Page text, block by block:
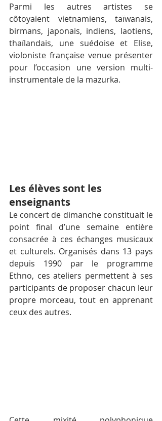
Parmi les autres artistes se
côtoyaient vietnamiens, taïwanais,
birmans, japonais, indiens, laotiens,
thaïlandais, une suédoise et Elise,
violoniste française venue présenter
pour l’occasion une version multi-
instrumentale de la mazurka.
Les élèves sont les
enseignants
Le concert de dimanche constituait le
point final d’une semaine entière
consacrée à ces échanges musicaux
et culturels. Organisés dans 13 pays
depuis 1990 par le programme
Ethno, ces ateliers permettent à ses
participants de proposer chacun leur
propre morceau, tout en apprenant
ceux des autres.